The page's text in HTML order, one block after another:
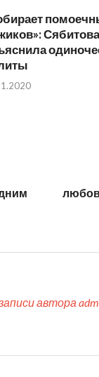
Сябитова
автора